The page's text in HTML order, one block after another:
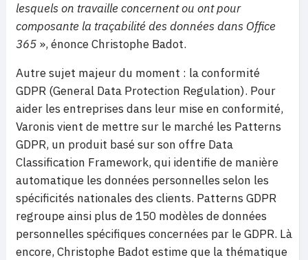
lesquels on travaille concernent ou ont pour
composante la traçabilité des données dans Office
365 », énonce Christophe Badot.
Autre sujet majeur du moment : la conformité
GDPR (General Data Protection Regulation). Pour
aider les entreprises dans leur mise en conformité,
Varonis vient de mettre sur le marché les Patterns
GDPR, un produit basé sur son offre Data
Classification Framework, qui identifie de manière
automatique les données personnelles selon les
spécificités nationales des clients. Patterns GDPR
regroupe ainsi plus de 150 modèles de données
personnelles spécifiques concernées par le GDPR. Là
encore, Christophe Badot estime que la thématique